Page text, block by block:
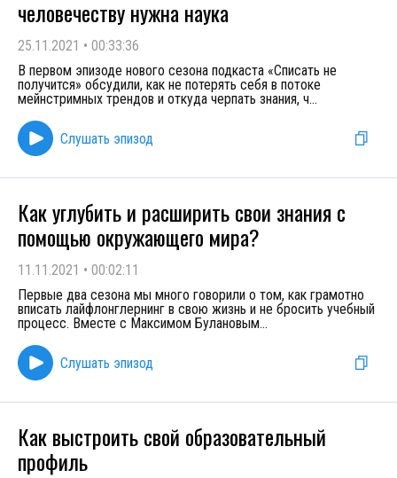
человечеству нужна наука
25.11.2021 • 00:33:36
В первом эпизоде нового сезона подкаста «Списать не
получится» обсудили, как не потерять себя в потоке
мейнстримных трендов и откуда черпать знания, ч...
Слушать эпизод
Как углубить и расширить свои знания с
помощью окружающего мира?
11.11.2021 • 00:02:11
Первые два сезона мы много говорили о том, как грамотно
вписать лайфлонглернинг в свою жизнь и не бросить учебный
процесс. Вместе с Максимом Булановым...
Слушать эпизод
Как выстроить свой образовательный
профиль